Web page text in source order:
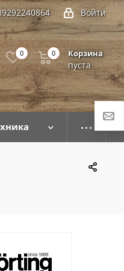
Войти
0 Корзина
пуста
0